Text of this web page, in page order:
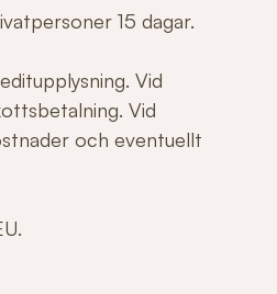
15 dagar.
Vid
Vid
och eventuellt